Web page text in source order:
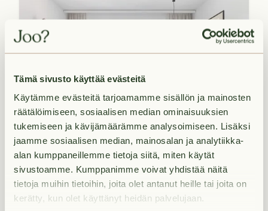
Tämä sivusto käyttää evästeitä
Käytämme evästeitä tarjoamamme sisällön ja mainosten
räätälöimiseen, sosiaalisen median ominaisuuksien
tukemiseen ja kävijämäärämme analysoimiseen. Lisäksi
jaamme sosiaalisen median, mainosalan ja analytiikka-
alan kumppaneillemme tietoja siitä, miten käytät
sivustoamme. Kumppanimme voivat yhdistää näitä
tietoja muihin tietoihin, joita olet antanut heille tai joita on
kerätty, kun olet käyttänyt heidän palvelujaan.
Available from 2026-10-
01
€569/month
22.5
1H+K+ALK+KPH+L.PARV